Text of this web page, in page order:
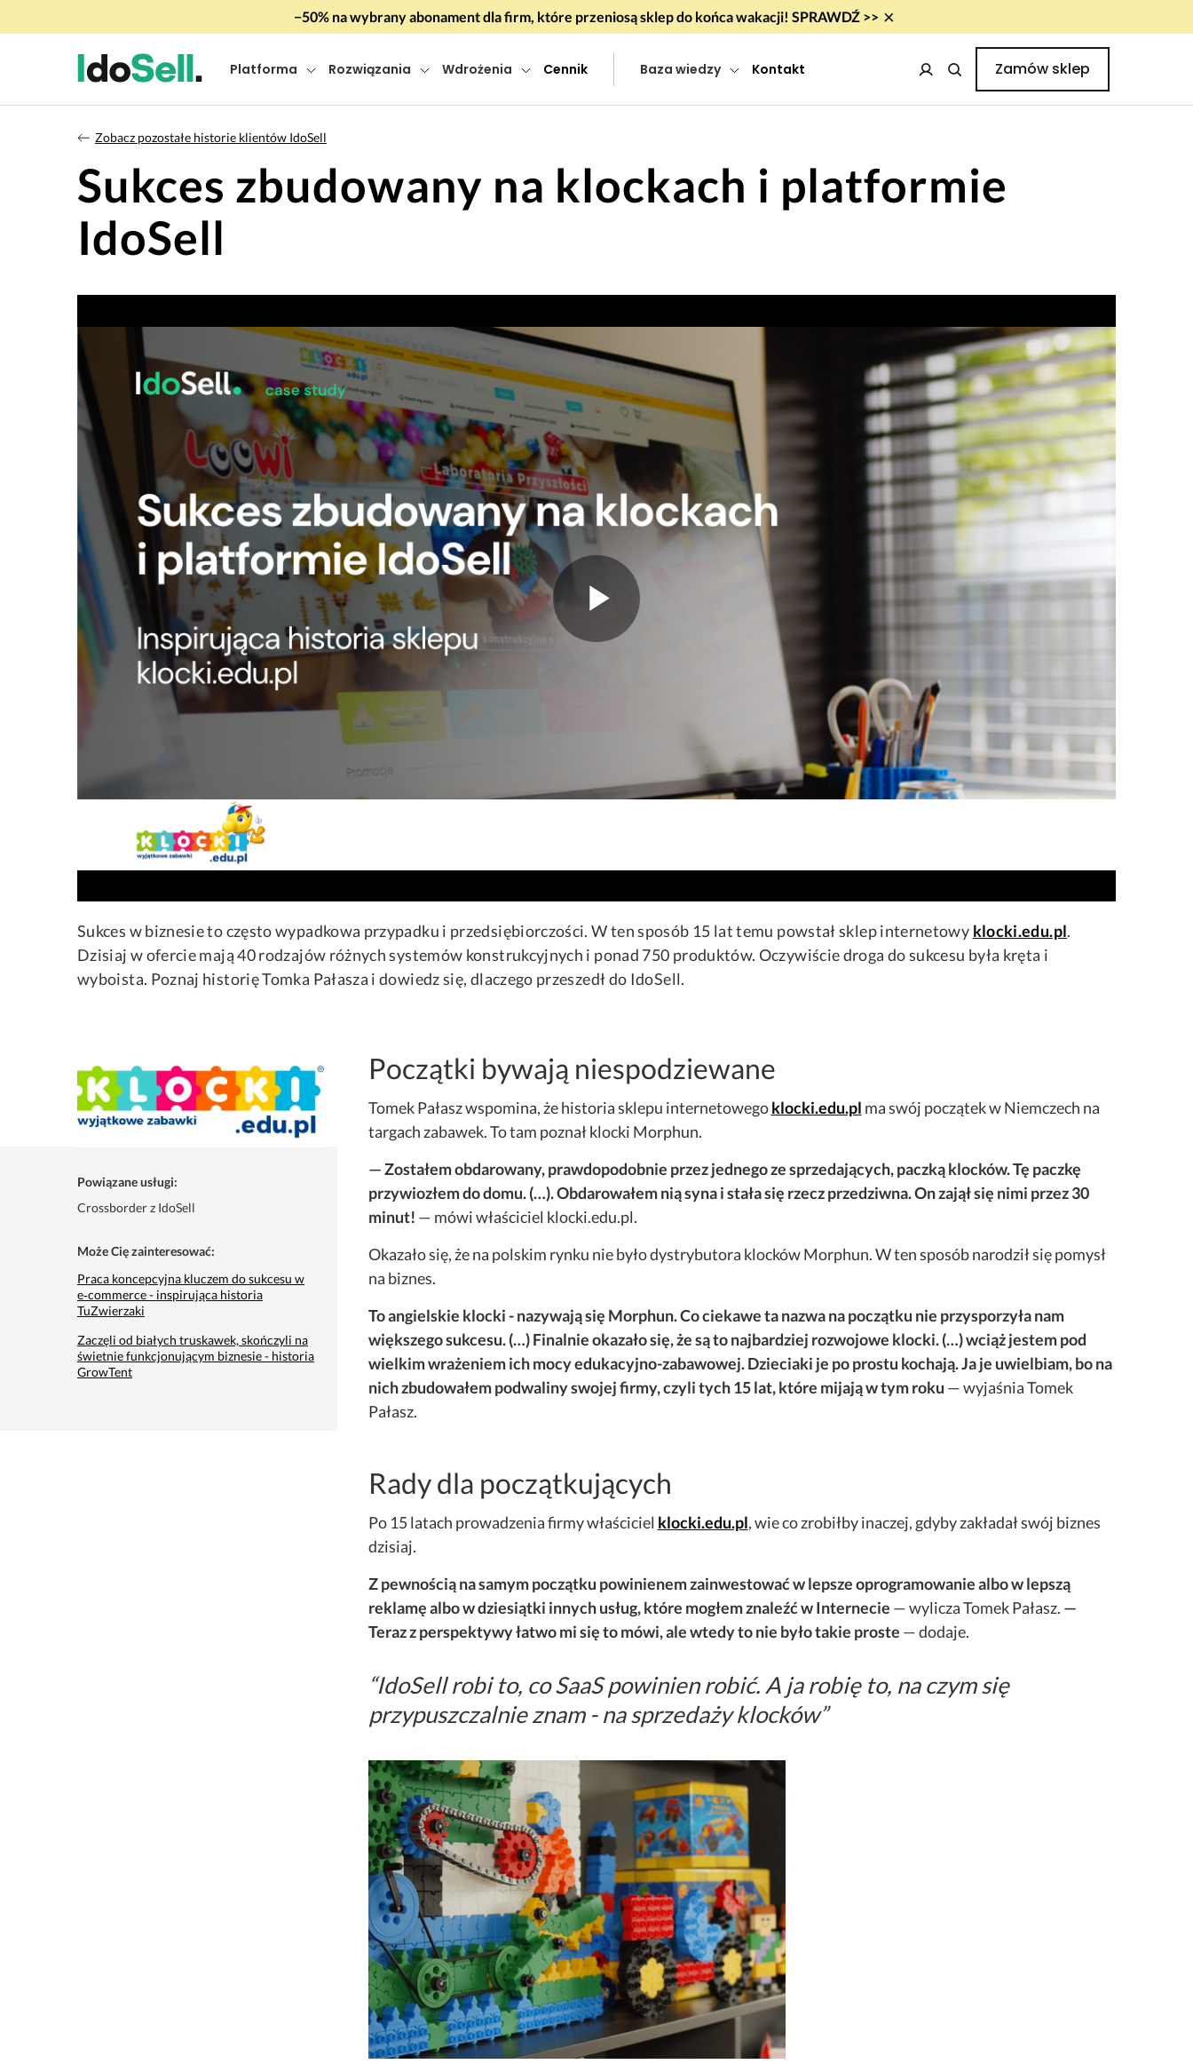
−50% na wybrany abonament dla firm, które przeniosą sklep do końca wakacji! SPRAWDŹ >> ×
Platforma Rozwiązania Wdrożenia Cennik Baza wiedzy Kontakt Zamów sklep
Zobacz pozostałe historie klientów IdoSell
Sukces zbudowany na klockach i platformie
IdoSell
Sukces w biznesie to często wypadkowa przypadku i przedsiębiorczości. W ten sposób 15 lat temu powstał sklep internetowy klocki.edu.pl.
Dzisiaj w ofercie mają 40 rodzajów różnych systemów konstrukcyjnych i ponad 750 produktów. Oczywiście droga do sukcesu była kręta i
wyboista. Poznaj historię Tomka Pałasza i dowiedz się, dlaczego przeszedł do IdoSell.
Powiązane usługi:
Crossborder z IdoSell
Może Cię zainteresować:
Praca koncepcyjna kluczem do sukcesu w
e‑commerce - inspirująca historia
TuZwierzaki
Zaczęli od białych truskawek, skończyli na
świetnie funkcjonującym biznesie - historia
GrowTent
Początki bywają niespodziewane
Tomek Pałasz wspomina, że historia sklepu internetowegoklocki.edu.pl ma swój początek w Niemczech na
targach zabawek. To tam poznał klocki Morphun.
— Zostałem obdarowany, prawdopodobnie przez jednego ze sprzedających, paczką klocków. Tę paczkę
przywiozłem do domu. (…). Obdarowałem nią syna i stała się rzecz przedziwna. On zajął się nimi przez 30
minut! — mówi właściciel klocki.edu.pl.
Okazało się, że na polskim rynku nie było dystrybutora klocków Morphun. W ten sposób narodził się pomysł
na biznes.
To angielskie klocki - nazywają się Morphun. Co ciekawe ta nazwa na początku nie przysporzyła nam
większego sukcesu. (…) Finalnie okazało się, że są to najbardziej rozwojowe klocki. (…) wciąż jestem pod
wielkim wrażeniem ich mocy edukacyjno-zabawowej. Dzieciaki je po prostu kochają. Ja je uwielbiam, bo na
nich zbudowałem podwaliny swojej firmy, czyli tych 15 lat, które mijają w tym roku — wyjaśnia Tomek
Pałasz.
Rady dla początkujących
Po 15 latach prowadzenia firmy właściciel klocki.edu.pl, wie co zrobiłby inaczej, gdyby zakładał swój biznes
dzisiaj.
Z pewnością na samym początku powinienem zainwestować w lepsze oprogramowanie albo w lepszą
reklamę albo w dziesiątki innych usług, które mogłem znaleźć w Internecie — wylicza Tomek Pałasz. —
Teraz z perspektywy łatwo mi się to mówi, ale wtedy to nie było takie proste — dodaje.
“IdoSell robi to, co SaaS powinien robić. A ja robię to, na czym się
przypuszczalnie znam - na sprzedaży klocków”